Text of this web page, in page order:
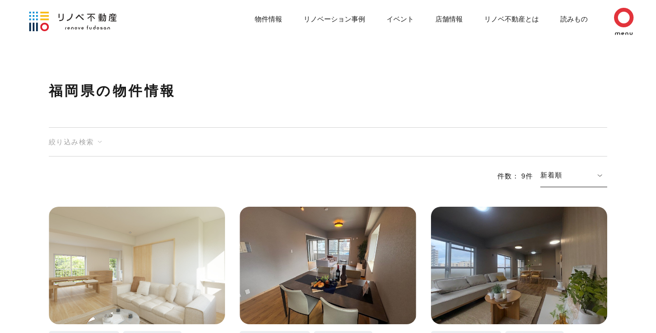
物件情報 リノベーション事例 イベント 店舗情報 リノベ不動産とは 読みもの
福岡県の物件情報
絞り込み検索
件数： 9件 新着順